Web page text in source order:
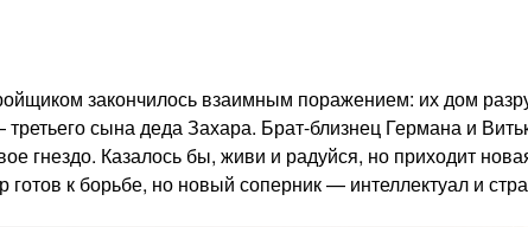
закончилось взаимным поражением: их дом
сына деда Захара. Брат-близнец Германа и
гнездо. Казалось бы, живи и радуйся, но приходит
готов к борьбе, но новый соперник — интеллектуал и